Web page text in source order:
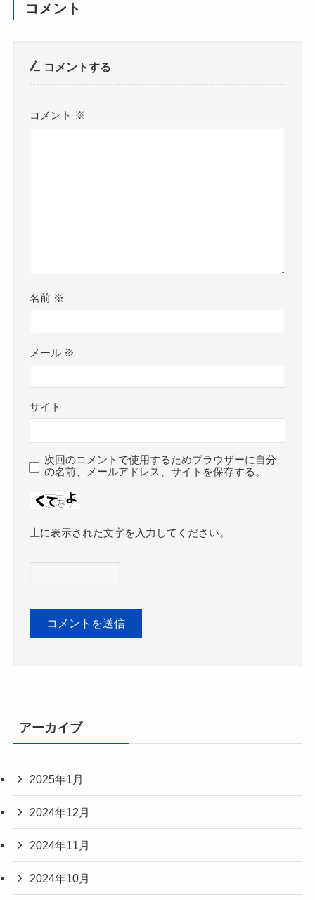
コメント
コメントする
コメント ※
名前 ※
メール ※
サイト
次回のコメントで使用するためブラウザーに自分
の名前、メールアドレス、サイトを保存する。
上に表示された文字を入力してください。
アーカイブ
2025年1月
2024年12月
2024年11月
2024年10月